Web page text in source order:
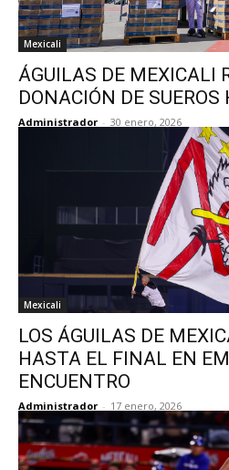
Mexicali
ÁGUILAS DE MEXICALI
DONACIÓN DE
Administrador - 30 enero, 2026
Mexicali
LOS ÁGUILAS DE
HASTA EL FINAL EN
ENCUENTRO
Administrador - 17 enero, 2026